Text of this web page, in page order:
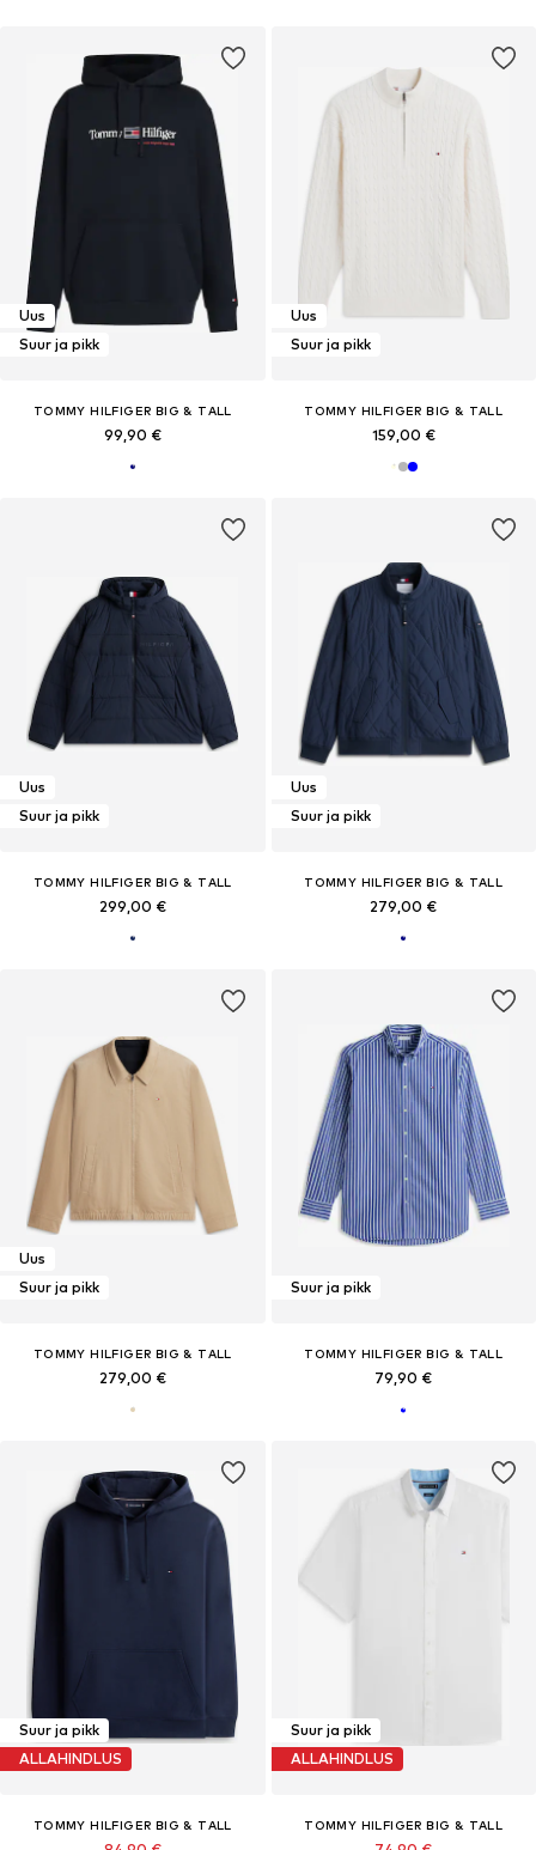
Uus
Suur ja pikk
TOMMY HILFIGER BIG & TALL
99,90 €
Uus
Suur ja pikk
TOMMY HILFIGER BIG & TALL
159,00 €
Uus
Suur ja pikk
TOMMY HILFIGER BIG & TALL
299,00 €
Uus
Suur ja pikk
TOMMY HILFIGER BIG & TALL
279,00 €
Uus
Suur ja pikk
TOMMY HILFIGER BIG & TALL
279,00 €
Suur ja pikk
TOMMY HILFIGER BIG & TALL
79,90 €
Suur ja pikk
ALLAHINDLUS
TOMMY HILFIGER BIG & TALL
Suur ja pikk
ALLAHINDLUS
TOMMY HILFIGER BIG & TALL